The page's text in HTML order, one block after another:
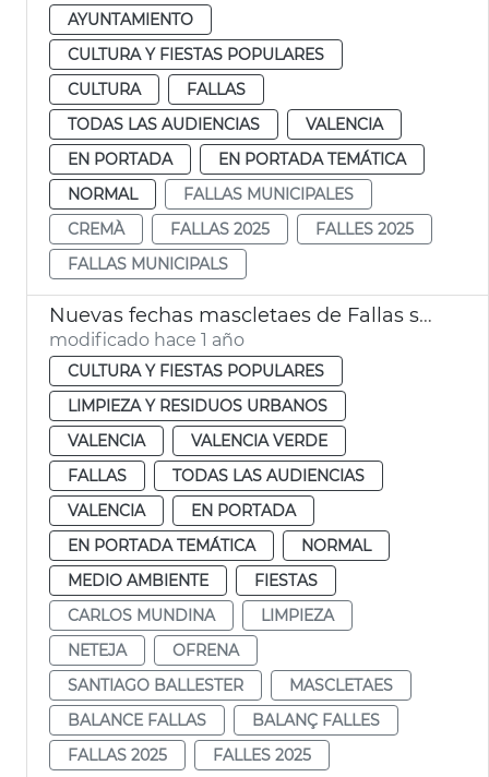
AYUNTAMIENTO
CULTURA Y FIESTAS POPULARES
CULTURA
FALLAS
TODAS LAS AUDIENCIAS
VALENCIA
EN PORTADA
EN PORTADA TEMÁTICA
NORMAL
FALLAS MUNICIPALES
CREMÀ
FALLAS 2025
FALLES 2025
FALLAS MUNICIPALS
Nuevas fechas mascletaes de Fallas suspendidas por la lluvia
modificado hace 1 año
CULTURA Y FIESTAS POPULARES
LIMPIEZA Y RESIDUOS URBANOS
VALENCIA
VALENCIA VERDE
FALLAS
TODAS LAS AUDIENCIAS
VALENCIA
EN PORTADA
EN PORTADA TEMÁTICA
NORMAL
MEDIO AMBIENTE
FIESTAS
CARLOS MUNDINA
LIMPIEZA
NETEJA
OFRENA
SANTIAGO BALLESTER
MASCLETAES
BALANCE FALLAS
BALANÇ FALLES
FALLAS 2025
FALLES 2025